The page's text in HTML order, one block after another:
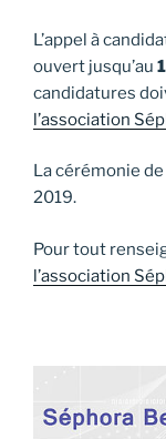
L’appel à
ouvert jusqu’au
candidatures
l’association
La cérémonie
2019.
Pour tout
l’association